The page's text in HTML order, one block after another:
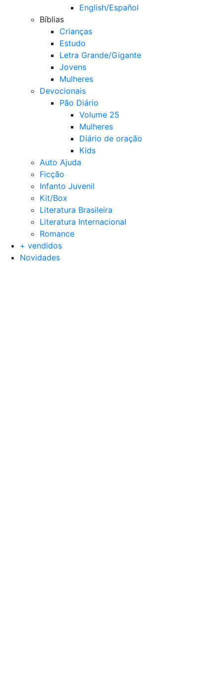
English/Español
Bíblias
Crianças
Estudo
Letra Grande/Gigante
Jovens
Mulheres
Devocionais
Pão Diário
Volume 25
Mulheres
Diário de oração
Kids
Auto Ajuda
Ficção
Infanto Juvenil
Kit/Box
Literatura Brasileira
Literatura Internacional
Romance
+ vendidos
Novidades